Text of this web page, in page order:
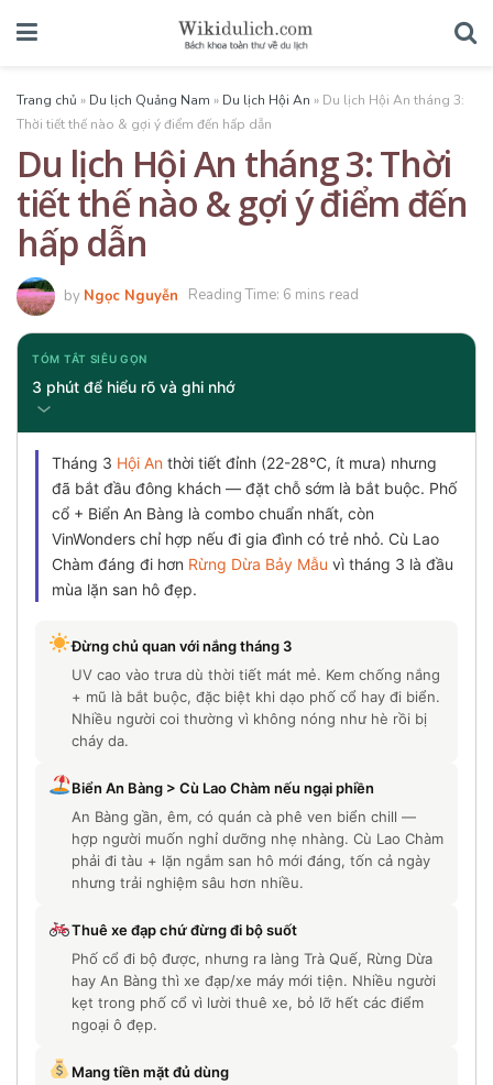
Trang chủ » Du lịch Quảng Nam » Du lịch Hội An » Du lịch Hội An tháng 3:
Thời tiết thế nào & gợi ý điểm đến hấp dẫn
Du lịch Hội An tháng 3: Thời
tiết thế nào & gợi ý điểm đến
hấp dẫn
by Ngọc Nguyễn Reading Time: 6 mins read
TÓM TẮT SIÊU GỌN
3 phút để hiểu rõ và ghi nhớ
Tháng 3 Hội An thời tiết đỉnh (22-28°C, ít mưa) nhưng
đã bắt đầu đông khách — đặt chỗ sớm là bắt buộc. Phố
cổ + Biển An Bàng là combo chuẩn nhất, còn
VinWonders chỉ hợp nếu đi gia đình có trẻ nhỏ. Cù Lao
Chàm đáng đi hơn Rừng Dừa Bảy Mẫu vì tháng 3 là đầu
mùa lặn san hô đẹp.
Đừng chủ quan với nắng tháng 3
UV cao vào trưa dù thời tiết mát mẻ. Kem chống nắng
+ mũ là bắt buộc, đặc biệt khi dạo phố cổ hay đi biển.
Nhiều người coi thường vì không nóng như hè rồi bị
cháy da.
Biển An Bàng > Cù Lao Chàm nếu ngại phiền
An Bàng gần, êm, có quán cà phê ven biển chill —
hợp người muốn nghỉ dưỡng nhẹ nhàng. Cù Lao Chàm
phải đi tàu + lặn ngắm san hô mới đáng, tốn cả ngày
nhưng trải nghiệm sâu hơn nhiều.
Thuê xe đạp chứ đừng đi bộ suốt
Phố cổ đi bộ được, nhưng ra làng Trà Quế, Rừng Dừa
hay An Bàng thì xe đạp/xe máy mới tiện. Nhiều người
kẹt trong phố cổ vì lười thuê xe, bỏ lỡ hết các điểm
ngoại ô đẹp.
Mang tiền mặt đủ dùng